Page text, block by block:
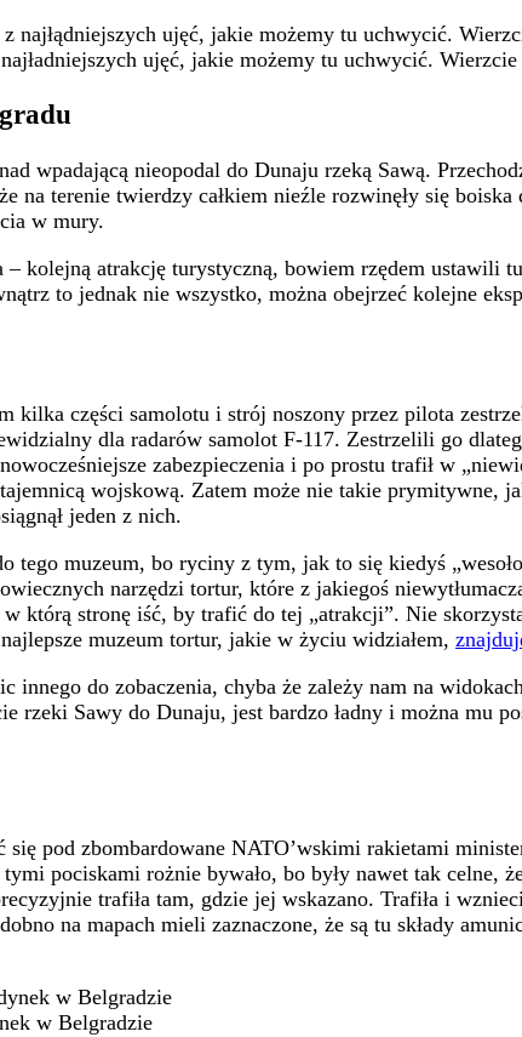
ujęć, jakie możemy tu uchwycić.
wpadającą nieopodal do Dunaju rzeką Sawą.
na terenie twierdzy całkiem nieźle rozwinęły się
w mury.
kolejną atrakcję turystyczną, bowiem rzędem ustawili
to jednak nie wszystko, można obejrzeć kolejne
kilka części samolotu i strój noszony przez pilota
dla radarów samolot F-117. Zestrzelili go
zabezpieczenia i po prostu trafił w
wojskową. Zatem może nie takie prymitywne,
jeden z nich.
tego muzeum, bo ryciny z tym, jak to się kiedyś
narzędzi tortur, które z jakiegoś
którą stronę iść, by trafić do tej „atrakcji”. Nie
muzeum tortur, jakie w życiu widziałem,
innego do zobaczenia, chyba że zależy nam na
rzeki Sawy do Dunaju, jest bardzo ładny i można
pod zbombardowane NATO’wskimi rakietami
pociskami rożnie bywało, bo były nawet tak celne,
trafiła tam, gdzie jej wskazano. Trafiła i
na mapach mieli zaznaczone, że są tu składy
w Belgradzie